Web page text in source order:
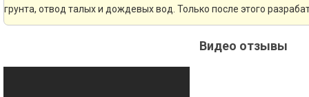
грунта, отвод талых и дождевых вод. Только после этого
Видео отзывы